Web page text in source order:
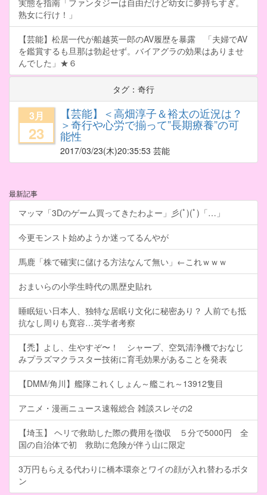
実態を指南「ファンタジーは自由だけど幼女に夢持ちすぎ。
熟女に行け！」
【芸能】松居一代が船越英一郎のAV履歴を暴露 「夫婦でAV
を鑑賞するも旦那は勃起せず。バイアグラの効果はありませ
んでした」★６
タグ：奇行
3月
23
【芸能】＜高畑淳子＆裕太の近況は？
＞奇行や心労で揃って”長期療養”の可
能性
2017/03/23(木)20:35:53 芸能
最新記事
マッマ「3Dのゲーム買ってきたわよー」彡(ﾟ)(ﾟ)「…」
今更モンスト始めようか迷ってるんやが
馬鹿「株で確実に儲ける方法なんて無い」←これｗｗｗ
おまいらの小学生時代の黒歴史貼れ
睡眠短い日本人、独特な居眠り文化に秘密あり？ 人前でも抵
抗なし周りも寛容…英学者考察
【禿】よし、生やすぞ〜！ シャープ、空気清浄機でおなじ
みプラズマクラスター技術に育毛効果があることを発表
【DMM/角川】艦隊これくしょん～艦これ～13912隻目
アニメ・漫画ニュース速報総合 雑談スレその2
【埼玉】 ヘリで救助した際の費用を徴収 ５分で5000円 全
国の自治体で初 救助に危険が伴う山に限定
3万円もらえる代わりに橋本環奈とワイの顔が入れ替わるボタ
ン